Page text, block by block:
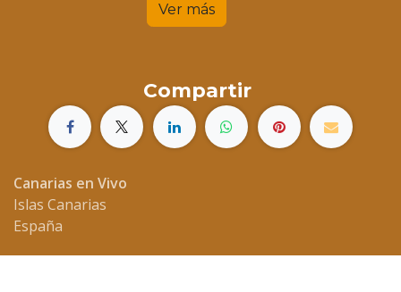
Ver más
Compartir
Canarias en Vivo
Islas Canarias
España